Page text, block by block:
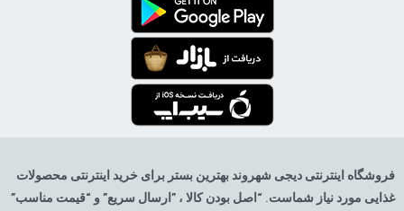
فروشگاه اینترنتی دیجی شهروند بهترین بستر برای خرید اینترنتی محصولات
غذایی مورد نیاز شماست. “اصل بودن کالا ، ”ارسال سریع” و “قیمت مناسب”